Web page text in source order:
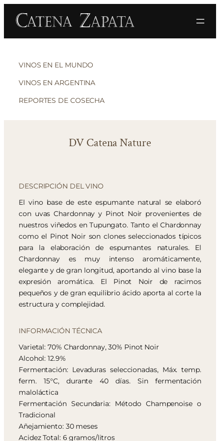
VINOS EN EL MUNDO
VINOS EN ARGENTINA
REPORTES DE COSECHA
DV Catena Nature
DESCRIPCIÓN DEL VINO
El vino base de este espumante natural se elaboró
con uvas Chardonnay y Pinot Noir provenientes de
nuestros viñedos en Tupungato. Tanto el Chardonnay
como el Pinot Noir son clones seleccionados típicos
para la elaboración de espumantes naturales. El
Chardonnay es muy intenso aromáticamente,
elegante y de gran longitud, aportando al vino base la
expresión aromática. El Pinot Noir de racimos
pequeños y de gran equilibrio ácido aporta al corte la
estructura y complejidad.
INFORMACIÓN TÉCNICA
Varietal: 70% Chardonnay, 30% Pinot Noir
Alcohol: 12.9%
Fermentación: Levaduras seleccionadas, Máx. temp.
ferm. 15°C, durante 40 días. Sin fermentación
maloláctica
Fermentación Secundaria: Método Champenoise o
Tradicional
Añejamiento: 30 meses
Acidez Total: 6 gramos/litros